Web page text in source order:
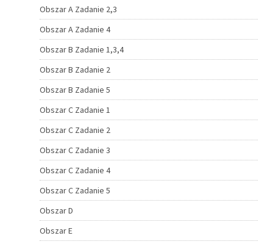
Obszar A Zadanie 2,3
Obszar A Zadanie 4
Obszar B Zadanie 1,3,4
Obszar B Zadanie 2
Obszar B Zadanie 5
Obszar C Zadanie 1
Obszar C Zadanie 2
Obszar C Zadanie 3
Obszar C Zadanie 4
Obszar C Zadanie 5
Obszar D
Obszar E